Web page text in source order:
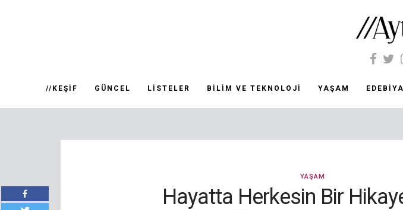
//KEŞIF GÜNCEL LISTELER BILIM VE TEKNOLOJI YAŞAM
YAŞAM
Hayatta Herkesin Bir